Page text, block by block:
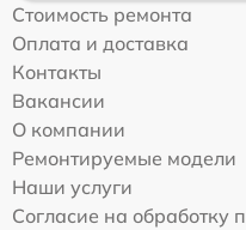
Стоимость ремонта
Оплата и доставка
Контакты
Вакансии
О компании
Ремонтируемые модели
Наши услуги
Согласие на обработку